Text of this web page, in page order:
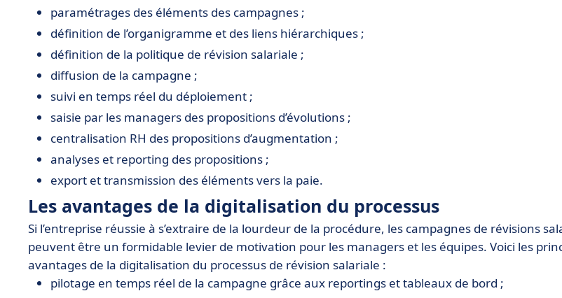
paramétrages des éléments des campagnes ;
définition de l’organigramme et des liens hiérarchiques ;
définition de la politique de révision salariale ;
diffusion de la campagne ;
suivi en temps réel du déploiement ;
saisie par les managers des propositions d’évolutions ;
centralisation RH des propositions d’augmentation ;
analyses et reporting des propositions ;
export et transmission des éléments vers la paie.
Les avantages de la digitalisation du processus
Si l’entreprise réussie à s’extraire de la lourdeur de la procédure, les campagnes de révisions
peuvent être un formidable levier de motivation pour les managers et les équipes. Voici les
avantages de la digitalisation du processus de révision salariale :
pilotage en temps réel de la campagne grâce aux reportings et tableaux de bord ;